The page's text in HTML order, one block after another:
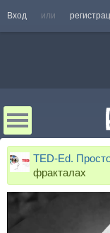
Вход или
TED-Ed.
фракталах